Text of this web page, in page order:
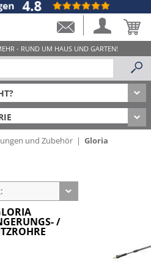
und Zubehör |Gloria
/